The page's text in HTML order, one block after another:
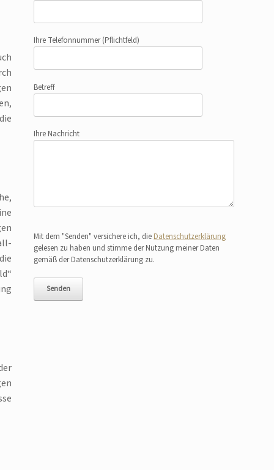
Ihre Telefonnummer(Pflichtfeld)
Betreff
Ihre Nachricht
Mit dem "Senden" versichere ich, die Datenschutzerklärung
gelesen zu haben und stimme der Nutzung meiner Daten
gemäß der Datenschutzerklärung zu.